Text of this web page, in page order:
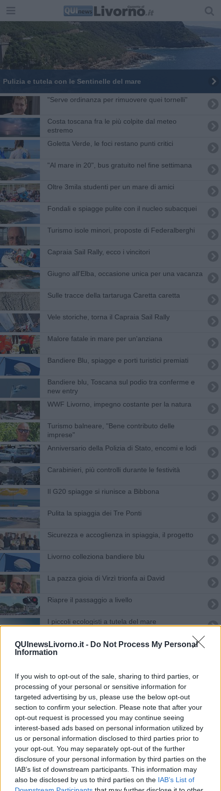
QUInewsLivorno.it - Do Not Process My Personal
Information
If you wish to opt-out of the sale, sharing to third parties, or
processing of your personal or sensitive information for
targeted advertising by us, please use the below opt-out
section to confirm your selection. Please note that after your
opt-out request is processed you may continue seeing
interest-based ads based on personal information utilized by
us or personal information disclosed to third parties prior to
your opt-out. You may separately opt-out of the further
disclosure of your personal information by third parties on the
IAB’s list of downstream participants. This information may
also be disclosed by us to third parties on the IAB’s List of
Pulizia e tutela con le Sentinelle del mare
"Serve ordinanza per rimuovere quei tornelli"
Costa toscana fra le più colpite dal meteo
estremo
Goletta Verde, le foci restano punti critici
"Al mare in 20", bus gratuito nel fine settimana
Oltre 3mila studenti per un mare di amici
Fondali e spiagge pulite con il nucleo subacquei
Turismo isole minori, proposte di Federalberghi
Capraia Sail Rally, ecco i vincitori
Giugno all'Elba, occasione unica per una vacanza
Sulle tracce della tartaruga Caretta caretta
Vele storiche, torna il Capraia Sail Rally
Malore fatale in mare per un'anziana
Bandiere Blu, spiagge e porti turistici premiati
Bandiere blu, Toscana sul podio tra conferme e
new entry
WWF Livorno, impegno costante per la natura
Turismo balneare, "Bene contributo delle
imprese"
Anniversario della Polizia di Stato, encomi e lodi
Carabinieri, più controlli durante le festività
Il G20 spiagge si riunisce a Bibbona
Pulita la spiaggia dei Tre Ponti
Sicurezza e accoglienza in spiaggia, il progetto
Livorno colleziona bandiere blu
La pazza gioia di Virzì trionfa ai David
Riapre il passaggio a livello
I piccoli ecologisti a tutela del mare
Prima nazionale per "I fiori di menta"
Donna strappata alla morte dopo un malore in
acqua
In duecento per il tuffo di Capodanno
Le spiagge livornesi sono più pulite
Rinviata la rimozione delle automobili
La Sigma ha lasciato il porto di Livorno